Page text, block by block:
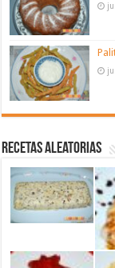
Recetas aleatorias